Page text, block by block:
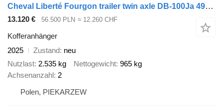
Cheval Liberté Fourgon trailer twin axle DB-100Ja 497x202x206cm, Cheval Liberte
13.120 € 56.500 PLN ≈ 12.260 CHF
Kofferanhänger
2025
Zustand neu
Nutzlast 2.535 kg Nettogewicht 965 kg
Achsenanzahl 2
Polen, PIEKARZEW